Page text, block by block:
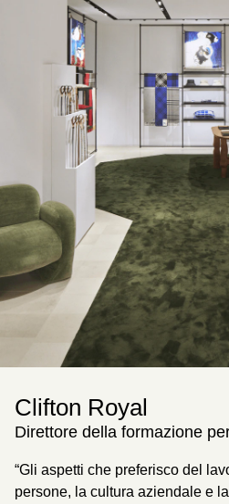
Clifton Royal
Direttore della formazione
“Gli aspetti che preferisco del
persone, la cultura aziendale e